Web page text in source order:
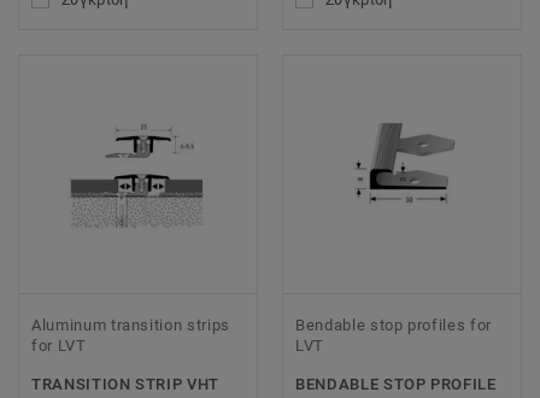
Aluminum transition strips
for LVT
TRANSITION STRIP VHT
Bendable stop profiles for
LVT
BENDABLE STOP PROFILE